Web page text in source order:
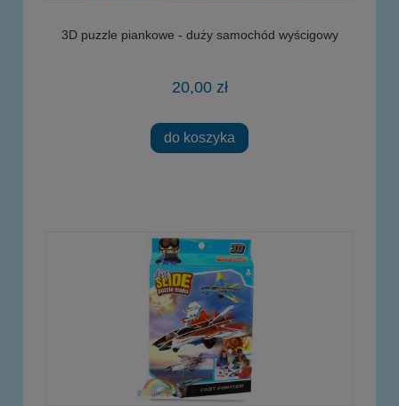
3D puzzle piankowe - duży samochód wyścigowy
20,00 zł
do koszyka